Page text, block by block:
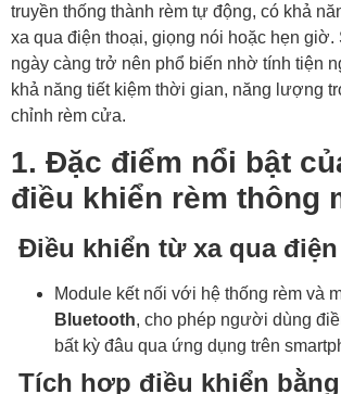
truyền thống thành rèm tự động, có khả
xa qua điện thoại, giọng nói hoặc hẹn giờ.
ngày càng trở nên phổ biến nhờ tính tiện
khả năng tiết kiệm thời gian, năng lượng
chỉnh rèm cửa.
1. Đặc điểm nổi bật
điều khiển rèm thông
Điều khiển từ xa qua
Module kết nối với hệ thống rèm và
Bluetooth, cho phép người dùng
bất kỳ đâu qua ứng dụng trên
Tích hợp điều khiển